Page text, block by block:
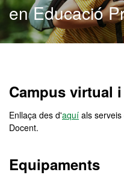
en Educació
Campus virtual
Enllaça des d'aquí als
Docent.
Equipaments